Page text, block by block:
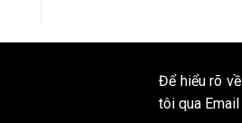
Để hiểu rõ
tôi qua